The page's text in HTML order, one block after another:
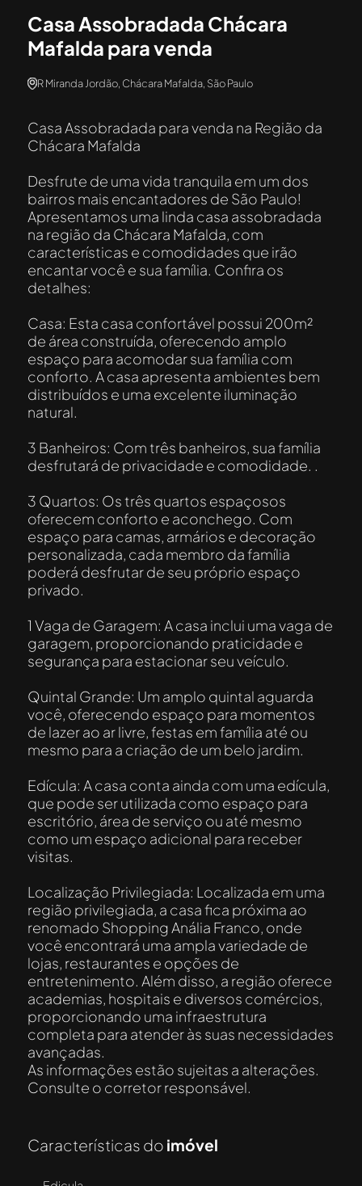
Casa Assobradada Chácara
Mafalda para venda
R Miranda Jordão, Chácara Mafalda, São Paulo
Casa Assobradada para venda na Região da
Chácara Mafalda
Desfrute de uma vida tranquila em um dos
bairros mais encantadores de São Paulo!
Apresentamos uma linda casa assobradada
na região da Chácara Mafalda, com
características e comodidades que irão
encantar você e sua família. Confira os
detalhes:
Casa: Esta casa confortável possui 200m²
de área construída, oferecendo amplo
espaço para acomodar sua família com
conforto. A casa apresenta ambientes bem
distribuídos e uma excelente iluminação
natural.
3 Banheiros: Com três banheiros, sua família
desfrutará de privacidade e comodidade. .
3 Quartos: Os três quartos espaçosos
oferecem conforto e aconchego. Com
espaço para camas, armários e decoração
personalizada, cada membro da família
poderá desfrutar de seu próprio espaço
privado.
1 Vaga de Garagem: A casa inclui uma vaga de
garagem, proporcionando praticidade e
segurança para estacionar seu veículo.
Quintal Grande: Um amplo quintal aguarda
você, oferecendo espaço para momentos
de lazer ao ar livre, festas em família até ou
mesmo para a criação de um belo jardim.
Edícula: A casa conta ainda com uma edícula,
que pode ser utilizada como espaço para
escritório, área de serviço ou até mesmo
como um espaço adicional para receber
visitas.
Localização Privilegiada: Localizada em uma
região privilegiada, a casa fica próxima ao
renomado Shopping Anália Franco, onde
você encontrará uma ampla variedade de
lojas, restaurantes e opções de
entretenimento. Além disso, a região oferece
academias, hospitais e diversos comércios,
proporcionando uma infraestrutura
completa para atender às suas necessidades
avançadas.
As informações estão sujeitas a alterações.
Consulte o corretor responsável.
Características do imóvel